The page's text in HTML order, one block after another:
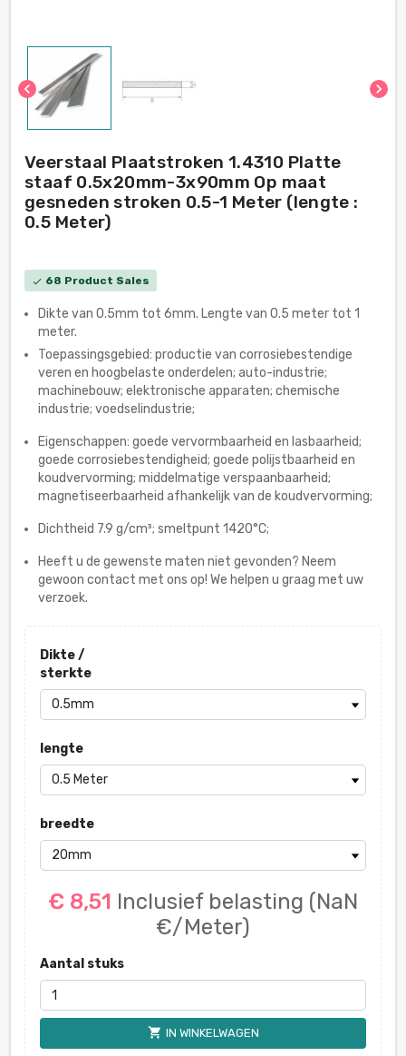
chevron_left chevron_right
Veerstaal Plaatstroken 1.4310 Platte
staaf 0.5x20mm-3x90mm Op maat
gesneden stroken 0.5-1 Meter (lengte :
0.5 Meter)
check 68 Product Sales
Dikte van 0.5mm tot 6mm. Lengte van 0.5 meter tot 1
meter.
Toepassingsgebied: productie van corrosiebestendige
veren en hoogbelaste onderdelen; auto-industrie;
machinebouw; elektronische apparaten; chemische
industrie; voedselindustrie;
Eigenschappen: goede vervormbaarheid en lasbaarheid;
goede corrosiebestendigheid; goede polijstbaarheid en
koudvervorming; middelmatige verspaanbaarheid;
magnetiseerbaarheid afhankelijk van de koudvervorming;
Dichtheid 7.9 g/cm³; smeltpunt 1420°C;
Heeft u de gewenste maten niet gevonden? Neem
gewoon contact met ons op! We helpen u graag met uw
verzoek.
Dikte /
sterkte
lengte
breedte
€ 8,51 Inclusief belasting (NaN
€/Meter)
Aantal stuks
shopping_cart IN WINKELWAGEN